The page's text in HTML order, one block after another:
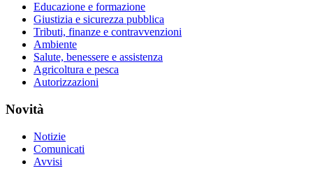
Educazione e formazione
Giustizia e sicurezza pubblica
Tributi, finanze e contravvenzioni
Ambiente
Salute, benessere e assistenza
Agricoltura e pesca
Autorizzazioni
Novità
Notizie
Comunicati
Avvisi